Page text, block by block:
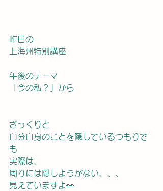
昨日の
上海州特別講座
午後のテーマ
「今の私？」から
ざっくりと
自分自身のことを隠しているつもりで
も
実際は、
周りには隠しようがない、、、
見えていますよ👀